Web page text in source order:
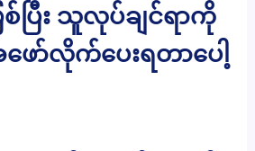
ပြီး သူလုပ်ချင်ရာကို
ော်လိုက်ပေးရတာပေါ့